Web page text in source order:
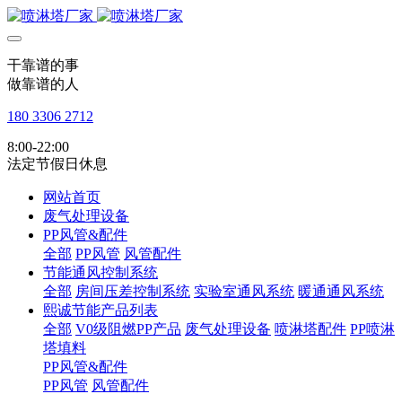
干靠谱的事
做靠谱的人
180 3306 2712
8:00-22:00
法定节假日休息
网站首页
废气处理设备
PP风管&配件
全部 PP风管 风管配件
节能通风控制系统
全部 房间压差控制系统 实验室通风系统 暖通通风系统
熙诚节能产品列表
全部 V0级阻燃PP产品 废气处理设备 喷淋塔配件 PP喷淋
塔填料
PP风管&配件
PP风管 风管配件